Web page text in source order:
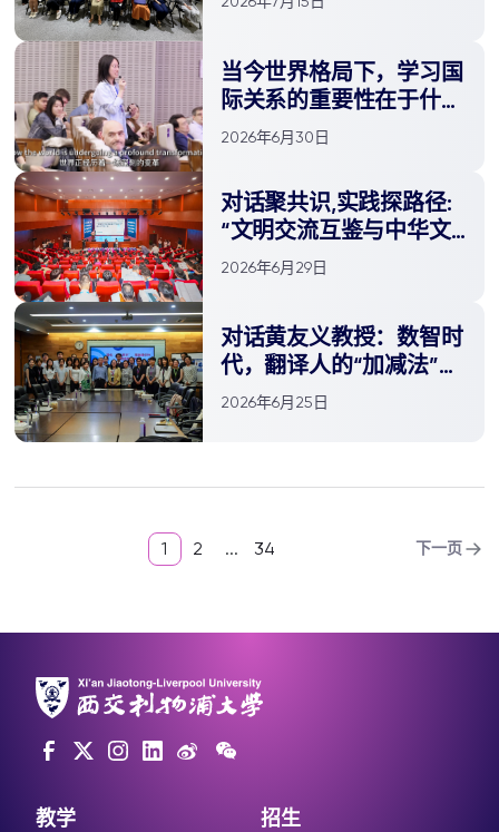
当今世界格局下，学习国
际关系的重要性在于什
么？
2026年6月30日
对话聚共识,实践探路径:
“文明交流互鉴与中华文
化走出去”国际学术研讨
2026年6月29日
对话黄友义教授：数智时
代，翻译人的“加减法”与
“领跑力”
2026年6月25日
1 2 ... 34 下一页
教学 招生